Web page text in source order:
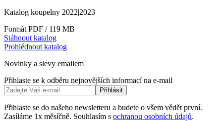
Katalog koupelny 2022|2023
Formát PDF / 119 MB
Stáhnout katalog
Prohlédnout katalog
Novinky a slevy emailem
Přihlaste se k odběru nejnovějších informací na e-mail
Přihlásit
Přihlaste se do našeho newsletteru a budete o všem vědět první.
Zasíláme 1x měsíčně. Souhlasím s ochranou osobních údajů.